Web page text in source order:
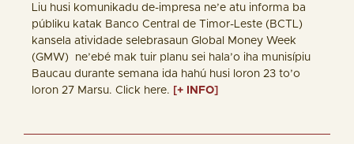
Liu husi komunikadu de-impresa ne’e atu informa ba
públiku katak Banco Central de Timor-Leste (BCTL)
kansela atividade selebrasaun Global Money Week
(GMW) ne’ebé mak tuir planu sei hala’o iha munisípiu
Baucau durante semana ida hahú husi loron 23 to’o
loron 27 Marsu. Click here. [+ INFO]